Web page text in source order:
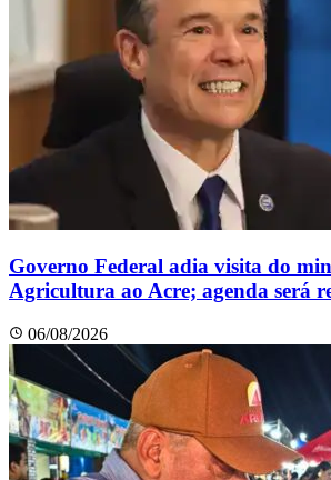
Governo Federal adia visita do
Agricultura ao Acre; agenda será
06/08/2026